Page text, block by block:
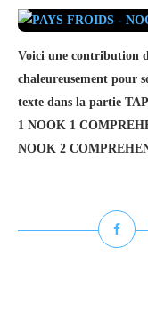
Voici une contribution
chaleureusement pour
texte dans la partie
1 NOOK 1
NOOK 2